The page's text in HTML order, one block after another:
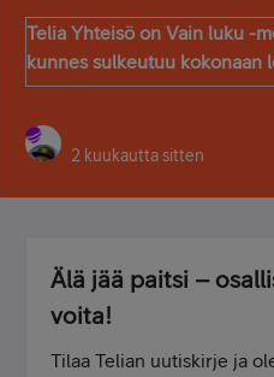
Telia Yhteisö on Vain luku -
kunnes sulkeutuu kokonaan
2 kuukautta sitten
Älä jää paitsi –
voita!
Tilaa Telian uutiskirje ja